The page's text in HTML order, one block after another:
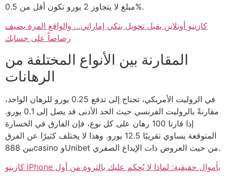
مبلغ لا يتجاوز 2 يورو تكون أقل من 0.5%.
كازينو أونلاين يقبل تحويل بنكي إماراتي… والواقع المرة يضيف
رصاصاً على حسابك
المقارنة بين الأنواع المختلفة من
الرهانات
في الروليت الأمريكي، تحتاج إلى تدفع 0.25 يورو للرهان الواحد،
مقارنةً بالروليت الفرنسي حيث الحد الأدنى قد يصل إلى 0.1 يورو.
إذا قارنا 100 رهان على كل نوع، فإن الفارق في الخسارة
المتوقعة يساوي تقريبًا 12.5 يورو. وهذا لا يختلف كثيرًا عن الفرق
بين 888casino وUnibet من حيث العروض ذات الإيداع الصفري.
كازينو iPhone بأموال حقيقية: لماذا لا يُحكم عليك بالثروة من أول